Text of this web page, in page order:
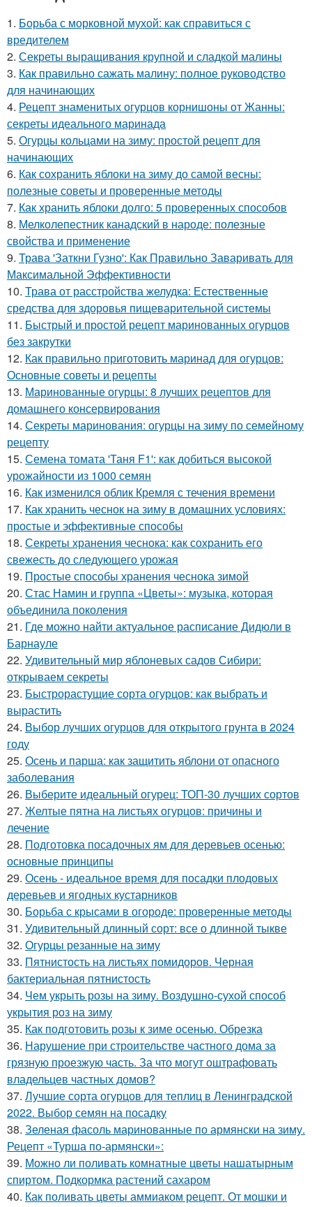
1. Борьба с морковной мухой: как справиться с
вредителем
2. Секреты выращивания крупной и сладкой малины
3. Как правильно сажать малину: полное руководство
для начинающих
4. Рецепт знаменитых огурцов корнишоны от Жанны:
секреты идеального маринада
5. Огурцы кольцами на зиму: простой рецепт для
начинающих
6. Как сохранить яблоки на зиму до самой весны:
полезные советы и проверенные методы
7. Как хранить яблоки долго: 5 проверенных способов
8. Мелколепестник канадский в народе: полезные
свойства и применение
9. Трава 'Заткни Гузно': Как Правильно Заваривать для
Максимальной Эффективности
10. Трава от расстройства желудка: Естественные
средства для здоровья пищеварительной системы
11. Быстрый и простой рецепт маринованных огурцов
без закрутки
12. Как правильно приготовить маринад для огурцов:
Основные советы и рецепты
13. Маринованные огурцы: 8 лучших рецептов для
домашнего консервирования
14. Секреты маринования: огурцы на зиму по семейному
рецепту
15. Семена томата 'Таня F1': как добиться высокой
урожайности из 1000 семян
16. Как изменился облик Кремля с течения времени
17. Как хранить чеснок на зиму в домашних условиях:
простые и эффективные способы
18. Секреты хранения чеснока: как сохранить его
свежесть до следующего урожая
19. Простые способы хранения чеснока зимой
20. Стас Намин и группа «Цветы»: музыка, которая
объединила поколения
21. Где можно найти актуальное расписание Дидюли в
Барнауле
22. Удивительный мир яблоневых садов Сибири:
открываем секреты
23. Быстрорастущие сорта огурцов: как выбрать и
вырастить
24. Выбор лучших огурцов для открытого грунта в 2024
году
25. Осень и парша: как защитить яблони от опасного
заболевания
26. Выберите идеальный огурец: ТОП-30 лучших сортов
27. Желтые пятна на листьях огурцов: причины и
лечение
28. Подготовка посадочных ям для деревьев осенью:
основные принципы
29. Осень - идеальное время для посадки плодовых
деревьев и ягодных кустарников
30. Борьба с крысами в огороде: проверенные методы
31. Удивительный длинный сорт: все о длинной тыкве
32. Огурцы резанные на зиму
33. Пятнистость на листьях помидоров. Черная
бактериальная пятнистость
34. Чем укрыть розы на зиму. Воздушно-сухой способ
укрытия роз на зиму
35. Как подготовить розы к зиме осенью. Обрезка
36. Нарушение при строительстве частного дома за
грязную проезжую часть. За что могут оштрафовать
владельцев частных домов?
37. Лучшие сорта огурцов для теплиц в Ленинградской
2022. Выбор семян на посадку
38. Зеленая фасоль маринованные по армянски на зиму.
Рецепт «Турша по-армянски»:
39. Можно ли поливать комнатные цветы нашатырным
спиртом. Подкормка растений сахаром
40. Как поливать цветы аммиаком рецепт. От мошки и